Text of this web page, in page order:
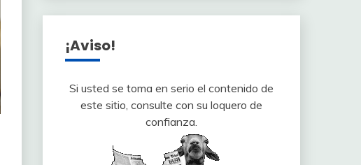
¡Aviso!
Si usted se toma en serio el contenido de
este sitio, consulte con su loquero de
confianza.